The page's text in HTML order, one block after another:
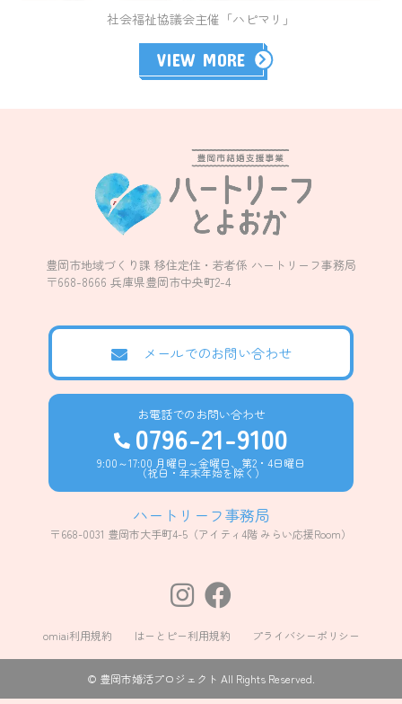
社会福祉協議会主催「ハピマリ」
VIEW MORE
豊岡市地域づくり課 移住定住・若者係 ハートリーフ事務局
〒668-8666 兵庫県豊岡市中央町2-4
メールでのお問い合わせ
お電話でのお問い合わせ
0796-21-9100
9:00～17:00 月曜日～金曜日、第2・4日曜日
（祝日・年末年始を除く）
ハートリーフ事務局
〒668-0031 豊岡市大手町4-5 （アイティ4階 みらい応援Room）
omiai利用規約 はーとピー利用規約 プライバシーポリシー
© 豊岡市婚活プロジェクト All Rights Reserved.